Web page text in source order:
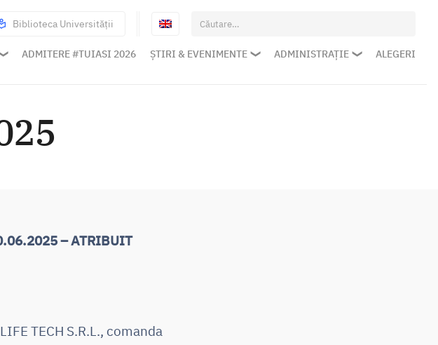
Biblioteca Universității
Caută
după:
ADMITERE #TUIASI 2026 ȘTIRI & EVENIMENTE ADMINISTRAȚIE ALEGERI
– ATRIBUIT
TECH S.R.L., comanda